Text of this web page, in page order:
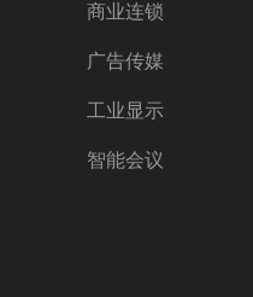
商业连锁
广告传媒
工业显示
智能会议